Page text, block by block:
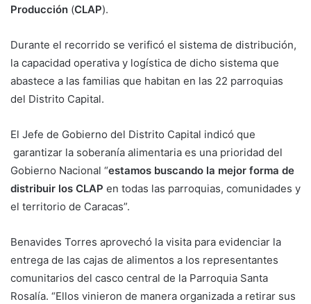
Producción (CLAP).
Durante el recorrido se verificó el sistema de distribución,
la capacidad operativa y logística de dicho sistema que
abastece a las familias que habitan en las 22 parroquias
del Distrito Capital.
El Jefe de Gobierno del Distrito Capital indicó que
garantizar la soberanía alimentaria es una prioridad del
Gobierno Nacional “estamos buscando la mejor forma de
distribuir los CLAP en todas las parroquias, comunidades y
el territorio de Caracas”.
Benavides Torres aprovechó la visita para evidenciar la
entrega de las cajas de alimentos a los representantes
comunitarios del casco central de la Parroquia Santa
Rosalía. “Ellos vinieron de manera organizada a retirar sus